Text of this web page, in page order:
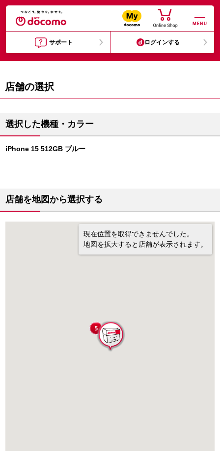
MENU
サポート ログインする
店舗の選択
選択した機種・カラー
iPhone 15 512GB ブルー
店舗を地図から選択する
現在位置を取得できませんでした。
地図を拡大すると店舗が表示されます。